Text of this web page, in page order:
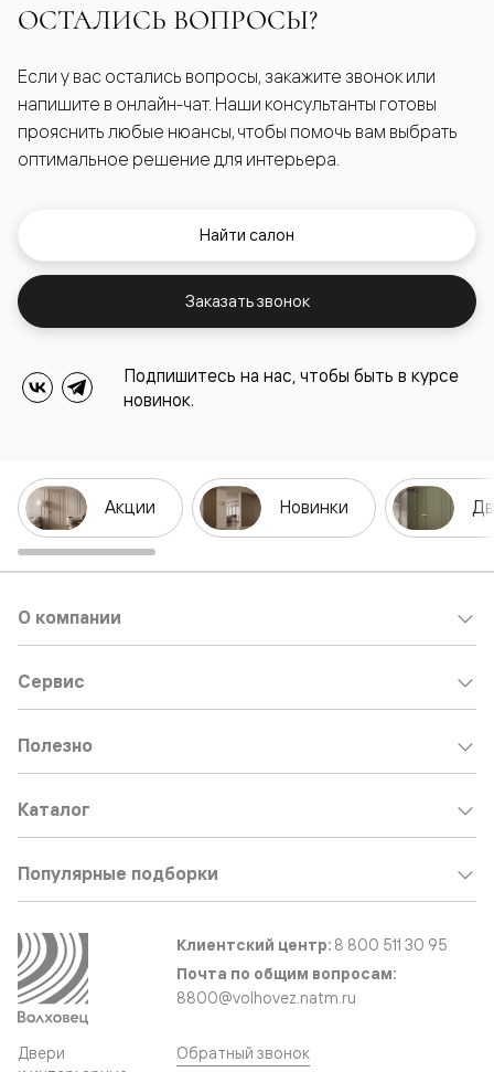
ОСТАЛИСЬ ВОПРОСЫ?
Если у вас остались вопросы, закажите звонок или
напишите в онлайн-чат. Наши консультанты готовы
прояснить любые нюансы, чтобы помочь вам выбрать
оптимальное решение для интерьера.
Найти салон
Заказать звонок
Подпишитесь на нас, чтобы быть в курсе
новинок.
Акции Новинки
Двери
О компании
Сервис
Полезно
Каталог
Популярные подборки
Клиентский центр: 8 800 511 30 95
Почта по общим вопросам:
8800@volhovez.natm.ru
Обратный звонок